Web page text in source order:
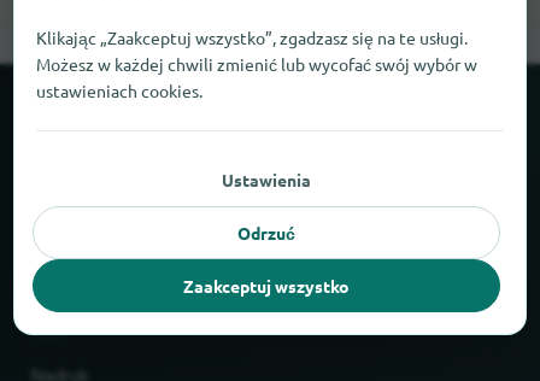
Partnerzy
Prawne
Klikając „Zaakceptuj wszystko”, zgadzasz się na te usługi.
Możesz w każdej chwili zmienić lub wycofać swój wybór w
ustawieniach cookies.
Ustawienia
Odrzuć
Zaakceptuj wszystko